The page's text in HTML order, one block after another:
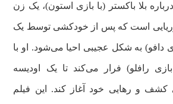
بلا باکستر (با بازی استون)، یک زن
است که پس از خودکشی توسط یک
دافو) به شکل عجیبی احیا می‌شود. او با
رافلو) فرار می‌کند تا یک اودیسه
کشف و رهایی خود آغاز کند. این فیلم